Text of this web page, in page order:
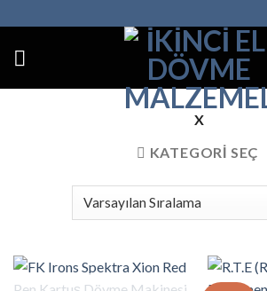
atla
X
KATEGORI SEÇ